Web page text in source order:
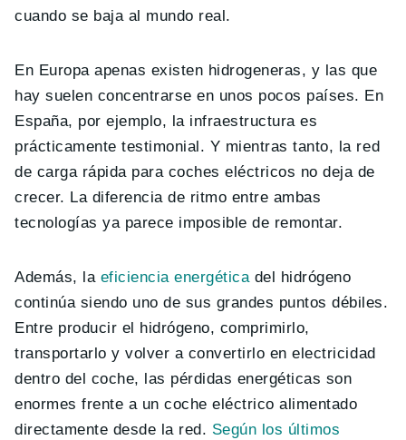
cuando se baja al mundo real.
En Europa apenas existen hidrogeneras, y las que
hay suelen concentrarse en unos pocos países. En
España, por ejemplo, la infraestructura es
prácticamente testimonial. Y mientras tanto, la red
de carga rápida para coches eléctricos no deja de
crecer. La diferencia de ritmo entre ambas
tecnologías ya parece imposible de remontar.
Además, la eficiencia energética del hidrógeno
continúa siendo uno de sus grandes puntos débiles.
Entre producir el hidrógeno, comprimirlo,
transportarlo y volver a convertirlo en electricidad
dentro del coche, las pérdidas energéticas son
enormes frente a un coche eléctrico alimentado
directamente desde la red. Según los últimos